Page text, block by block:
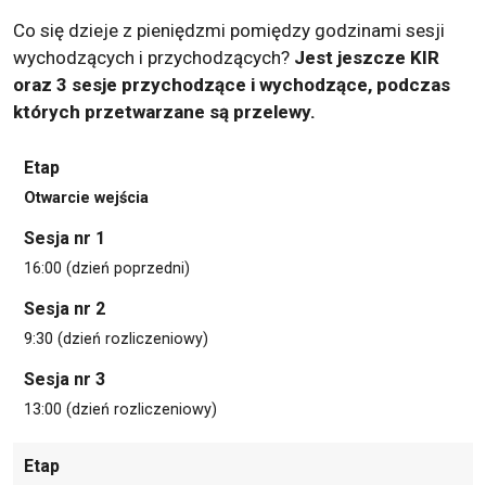
Co się dzieje z pieniędzmi pomiędzy godzinami sesji
wychodzących i przychodzących? Jest jeszcze KIR
oraz 3 sesje przychodzące i wychodzące, podczas
których przetwarzane są przelewy.
Etap
Otwarcie wejścia
Sesja nr 1
16:00 (dzień poprzedni)
Sesja nr 2
9:30 (dzień rozliczeniowy)
Sesja nr 3
13:00 (dzień rozliczeniowy)
Etap